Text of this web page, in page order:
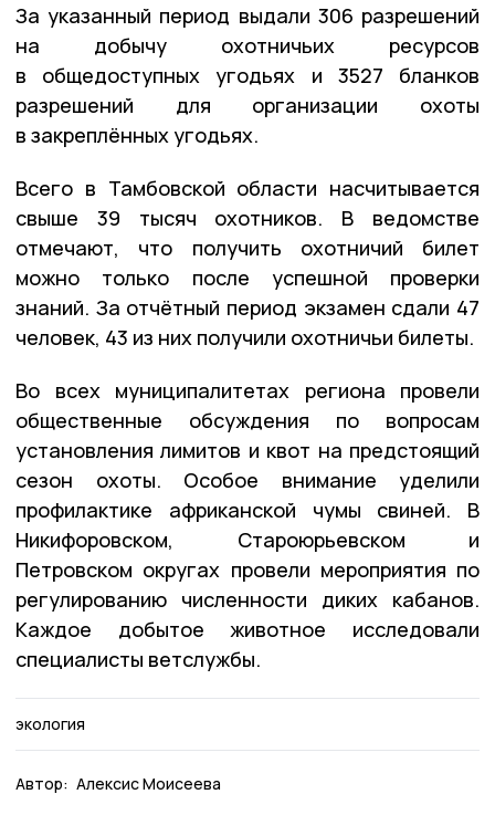
За указанный период выдали 306 разрешений
на добычу охотничьих ресурсов
в общедоступных угодьях и 3527 бланков
разрешений для организации охоты
в закреплённых угодьях.
Всего в Тамбовской области насчитывается
свыше 39 тысяч охотников. В ведомстве
отмечают, что получить охотничий билет
можно только после успешной проверки
знаний. За отчётный период экзамен сдали 47
человек, 43 из них получили охотничьи билеты.
Во всех муниципалитетах региона провели
общественные обсуждения по вопросам
установления лимитов и квот на предстоящий
сезон охоты. Особое внимание уделили
профилактике африканской чумы свиней. В
Никифоровском, Староюрьевском и
Петровском округах провели мероприятия по
регулированию численности диких кабанов.
Каждое добытое животное исследовали
специалисты ветслужбы.
экология
Автор: Алексис Моисеева